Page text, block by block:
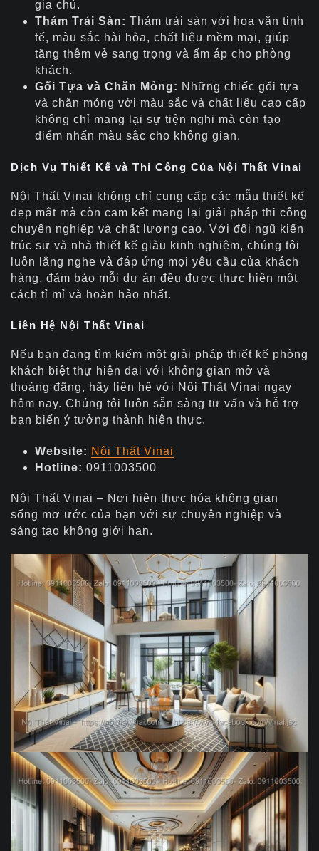
gia chủ.
Thảm Trải Sàn: Thảm trải sàn với hoa văn tinh
tế, màu sắc hài hòa, chất liệu mềm mại, giúp
tăng thêm vẻ sang trọng và ấm áp cho phòng
khách.
Gối Tựa và Chăn Mỏng: Những chiếc gối tựa
và chăn mỏng với màu sắc và chất liệu cao cấp
không chỉ mang lại sự tiện nghi mà còn tạo
điểm nhấn màu sắc cho không gian.
Dịch Vụ Thiết Kế và Thi Công Của Nội Thất Vinai
Nội Thất Vinai không chỉ cung cấp các mẫu thiết kế
đẹp mắt mà còn cam kết mang lại giải pháp thi công
chuyên nghiệp và chất lượng cao. Với đội ngũ kiến
trúc sư và nhà thiết kế giàu kinh nghiệm, chúng tôi
luôn lắng nghe và đáp ứng mọi yêu cầu của khách
hàng, đảm bảo mỗi dự án đều được thực hiện một
cách tỉ mỉ và hoàn hảo nhất.
Liên Hệ Nội Thất Vinai
Nếu bạn đang tìm kiếm một giải pháp thiết kế phòng
khách biệt thự hiện đại với không gian mở và
thoáng đãng, hãy liên hệ với Nội Thất Vinai ngay
hôm nay. Chúng tôi luôn sẵn sàng tư vấn và hỗ trợ
bạn biến ý tưởng thành hiện thực.
Website: Nội Thất Vinai
Hotline: 0911003500
Nội Thất Vinai – Nơi hiện thực hóa không gian
sống mơ ước của bạn với sự chuyên nghiệp và
sáng tạo không giới hạn.